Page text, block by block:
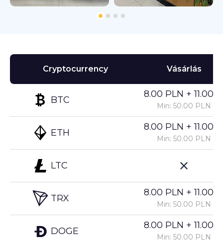
Cryptocurrency
BTC
ETH
LTC
TRX
DOGE
Vásárlás
8.00 PLN +
Min: 50.00 PLN
8.00 PLN +
Min: 50.00 PLN
8.00 PLN +
Min: 50.00 PLN
8.00 PLN +
Min: 50.00 PLN